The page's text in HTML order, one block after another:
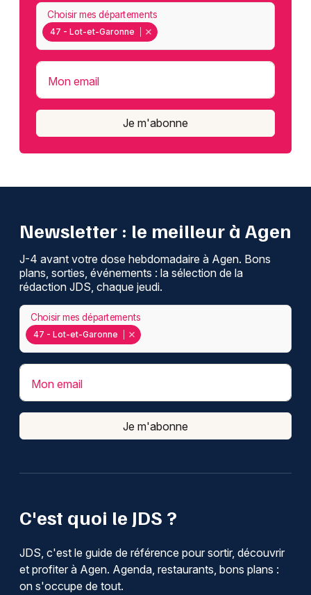
47 - Lot-et-Garonne
Choisir mes départements
Mon email
Je m'abonne
C'est quoi le JDS ?
JDS, c'est le guide de référence pour sortir, découvrir
et profiter à Agen. Agenda, restaurants, bons plans :
on s'occupe de tout.
Newsletter : le meilleur à Agen
J-4 avant votre dose hebdomadaire à Agen. Bons
plans, sorties, événements : la sélection de la
rédaction JDS, chaque jeudi.
47 - Lot-et-Garonne
Choisir mes départements
Mon email
Je m'abonne